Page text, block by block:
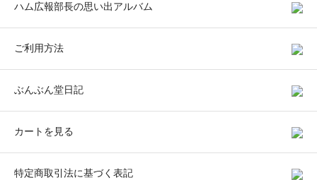
ハム広報部長の思い出アルバム
ご利用方法
ぶんぶん堂日記
カートを見る
特定商取引法に基づく表記